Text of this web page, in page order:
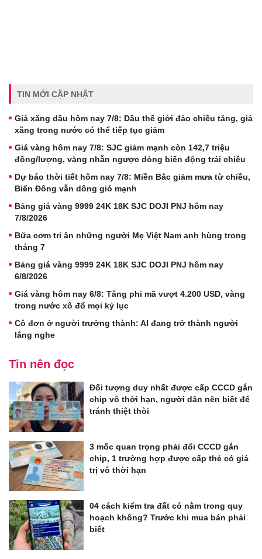
TIN MỚI CẬP NHẬT
Giá xăng dầu hôm nay 7/8: Dầu thế giới đảo chiều tăng, giá
xăng trong nước có thể tiếp tục giảm
Giá vàng hôm nay 7/8: SJC giảm mạnh còn 142,7 triệu
đồng/lượng, vàng nhẫn ngược dòng biến động trái chiều
Dự báo thời tiết hôm nay 7/8: Miền Bắc giảm mưa từ chiều,
Biển Đông vẫn dông gió mạnh
Bảng giá vàng 9999 24K 18K SJC DOJI PNJ hôm nay
7/8/2026
Bữa cơm tri ân những người Mẹ Việt Nam anh hùng trong
tháng 7
Bảng giá vàng 9999 24K 18K SJC DOJI PNJ hôm nay
6/8/2026
Giá vàng hôm nay 6/8: Tăng phi mã vượt 4.200 USD, vàng
trong nước xô đổ mọi kỷ lục
Cô đơn ở người trưởng thành: AI đang trở thành người
lắng nghe
Tin nên đọc
Đối tượng duy nhất được cấp CCCD gắn
chip vô thời hạn, người dân nên biết để
tránh thiệt thòi
3 mốc quan trọng phải đổi CCCD gắn
chip, 1 trường hợp được cấp thẻ có giá
trị vô thời hạn
04 cách kiểm tra đất có nằm trong quy
hoạch không? Trước khi mua bán phải
biết